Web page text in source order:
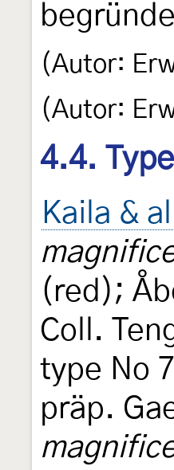
(Autor:
(Autor:
4.4.
Kaila &
(red);
Coll.
type No
präp.